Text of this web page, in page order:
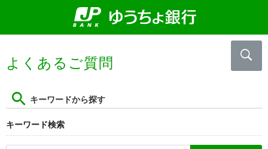
よくあるご質問
キーワードから探す
キーワード検索